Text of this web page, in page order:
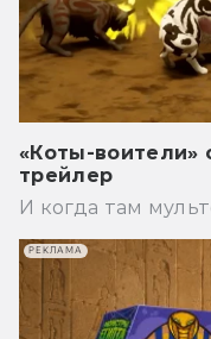
«Коты-воители»
трейлер
И когда там
РЕКЛАМА